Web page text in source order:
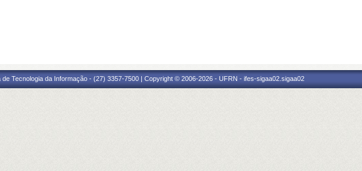
de Tecnologia da Informação - (27) 3357-7500 | Copyright © 2006-2026 - UFRN - ifes-sigaa02.sigaa02